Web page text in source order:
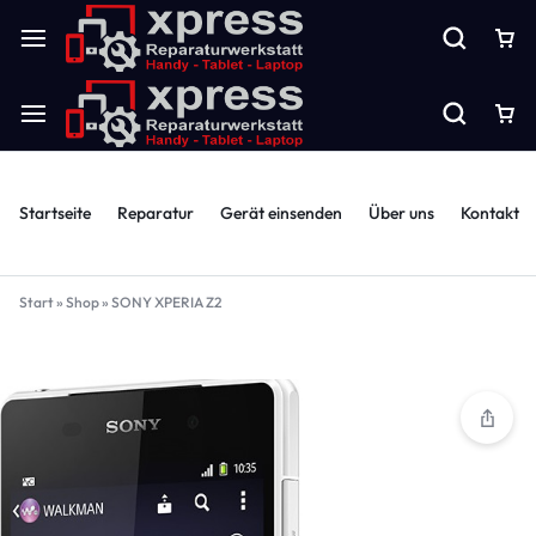
Startseite Reparatur Gerät einsenden Über uns Kontakt
Start» Shop» SONY XPERIA Z2